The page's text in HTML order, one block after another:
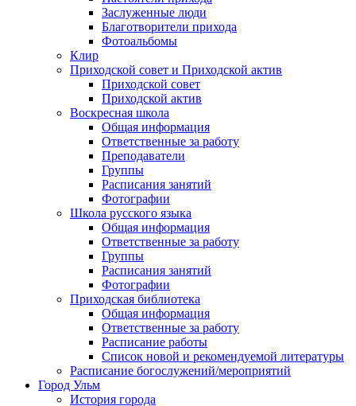
Заслуженные люди
Благотворители прихода
Фотоальбомы
Клир
Приходской совет и Приходской актив
Приходской совет
Приходской актив
Воскресная школа
Общая информация
Ответственные за работу
Преподаватели
Группы
Расписания занятий
Фотографии
Школа русского языка
Общая информация
Ответственные за работу
Группы
Расписания занятий
Фотографии
Приходская библиотека
Общая информация
Ответственные за работу
Расписание работы
Список новой и рекомендуемой литературы
Расписание богослужений/мероприятий
Город Ульм
История города